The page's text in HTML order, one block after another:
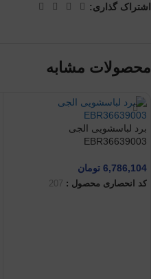
اشتراک گذاری:
محصولات مشابه
برد لباسشویی الجی
EBR36639003
6,786,104 تومان
کد انحصاری محصول : 207